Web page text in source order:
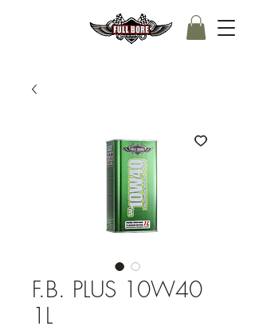
F.B. PLUS 10W40
1L